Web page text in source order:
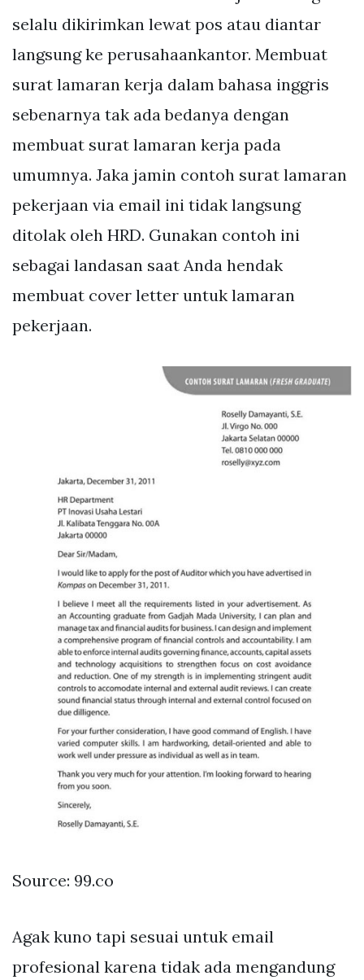
selalu dikirimkan lewat pos atau diantar
langsung ke perusahaankantor. Membuat
surat lamaran kerja dalam bahasa inggris
sebenarnya tak ada bedanya dengan
membuat surat lamaran kerja pada
umumnya. Jaka jamin contoh surat lamaran
pekerjaan via email ini tidak langsung
ditolak oleh HRD. Gunakan contoh ini
sebagai landasan saat Anda hendak
membuat cover letter untuk lamaran
pekerjaan.
Source: 99.co
Agak kuno tapi sesuai untuk email
profesional karena tidak ada mengandung